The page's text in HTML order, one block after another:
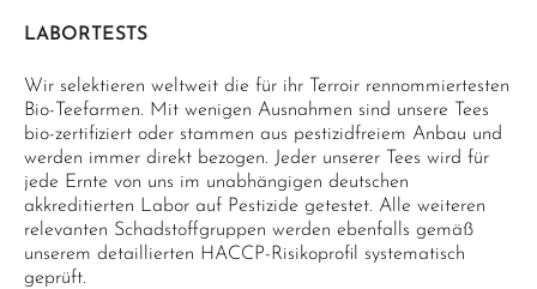
LABORTESTS
Wir selektieren weltweit die für ihr Terroir rennommiertesten
Bio-Teefarmen. Mit wenigen Ausnahmen sind unsere Tees
bio-zertifiziert oder stammen aus pestizidfreiem Anbau und
werden immer direkt bezogen. Jeder unserer Tees wird für
jede Ernte von uns im unabhängigen deutschen
akkreditierten Labor auf Pestizide getestet. Alle weiteren
relevanten Schadstoffgruppen werden ebenfalls gemäß
unserem detaillierten HACCP-Risikoprofil systematisch
geprüft.